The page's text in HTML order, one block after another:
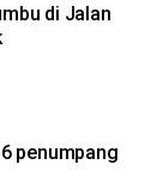
di Jalan
penumpang